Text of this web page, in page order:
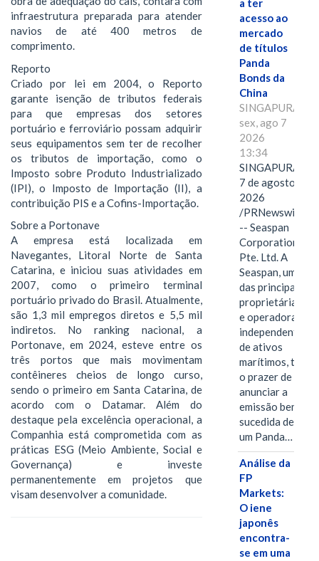
infraestrutura preparada para atender
navios de até 400 metros de
comprimento.
Reporto
Criado por lei em 2004, o Reporto
garante isenção de tributos federais
para que empresas dos setores
portuário e ferroviário possam adquirir
seus equipamentos sem ter de recolher
os tributos de importação, como o
Imposto sobre Produto Industrializado
(IPI), o Imposto de Importação (II), a
contribuição PIS e a Cofins-Importação.
Sobre a Portonave
A empresa está localizada em
Navegantes, Litoral Norte de Santa
Catarina, e iniciou suas atividades em
2007, como o primeiro terminal
portuário privado do Brasil. Atualmente,
são 1,3 mil empregos diretos e 5,5 mil
indiretos. No ranking nacional, a
Portonave, em 2024, esteve entre os
três portos que mais movimentam
contêineres cheios de longo curso,
sendo o primeiro em Santa Catarina, de
acordo com o Datamar. Além do
destaque pela excelência operacional, a
Companhia está comprometida com as
práticas ESG (Meio Ambiente, Social e
Governança) e investe
permanentemente em projetos que
visam desenvolver a comunidade.
a ter
acesso ao
mercado
de títulos
Panda
Bonds da
China
SINGAPURA,
sex, ago 7
2026
13:34
SINGAPURA,
7 de agosto de
2026
/PRNewswire/
-- Seaspan
Corporation
Pte. Ltd. A
Seaspan, uma
das principais
proprietárias
e operadoras
independentes
de ativos
marítimos, tem
o prazer de
anunciar a
emissão bem-
sucedida de
um Panda…
Análise da
FP
Markets:
O iene
japonês
encontra-
se em uma